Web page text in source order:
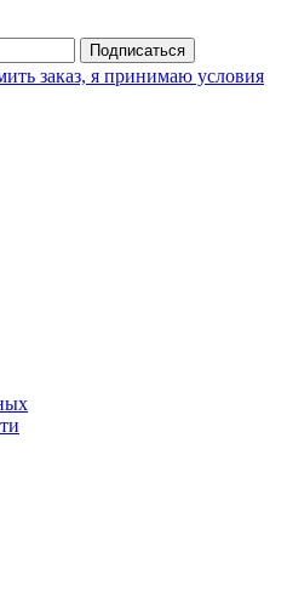
Подписаться
заказ, я принимаю условия